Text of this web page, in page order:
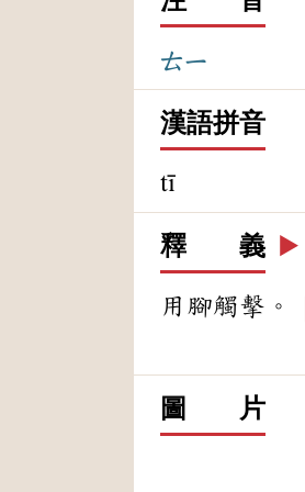
ㄊㄧ
漢語拼音
tī
釋 義 ▶️
用腳觸擊。
圖 片